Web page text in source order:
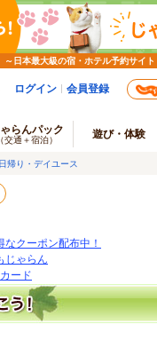
日本最大級の宿・ホテル予約サイト
ログイン 会員登録
らんパック
（交通＋宿泊） 遊び・体験
日帰り・デイユース
なクーポン配布中！
じゃらん
ード